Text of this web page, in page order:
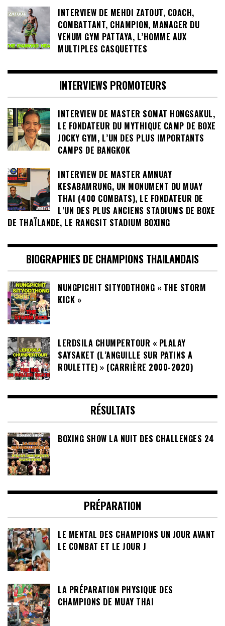
INTERVIEW DE MEHDI ZATOUT, COACH,
COMBATTANT, CHAMPION, MANAGER DU
VENUM GYM PATTAYA, L’HOMME AUX
MULTIPLES CASQUETTES
INTERVIEWS PROMOTEURS
INTERVIEW DE MASTER SOMAT HONGSAKUL,
LE FONDATEUR DU MYTHIQUE CAMP DE BOXE
JOCKY GYM, L’UN DES PLUS IMPORTANTS
CAMPS DE BANGKOK
INTERVIEW DE MASTER AMNUAY
KESABAMRUNG, UN MONUMENT DU MUAY
THAI (400 COMBATS), LE FONDATEUR DE
L’UN DES PLUS ANCIENS STADIUMS DE BOXE
DE THAÏLANDE, LE RANGSIT STADIUM BOXING
BIOGRAPHIES DE CHAMPIONS THAILANDAIS
NUNGPICHIT SITYODTHONG « THE STORM
KICK »
LERDSILA CHUMPERTOUR « PLALAY
SAYSAKET (L’ANGUILLE SUR PATINS A
ROULETTE) » (CARRIÈRE 2000-2020)
RÉSULTATS
BOXING SHOW LA NUIT DES CHALLENGES 24
PRÉPARATION
LE MENTAL DES CHAMPIONS UN JOUR AVANT
LE COMBAT ET LE JOUR J
LA PRÉPARATION PHYSIQUE DES
CHAMPIONS DE MUAY THAI